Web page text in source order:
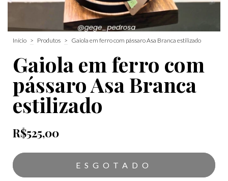
Início > Produtos > Gaiola em ferro com pássaro Asa Branca estilizado
Gaiola em ferro com
pássaro Asa Branca
estilizado
R$525,00